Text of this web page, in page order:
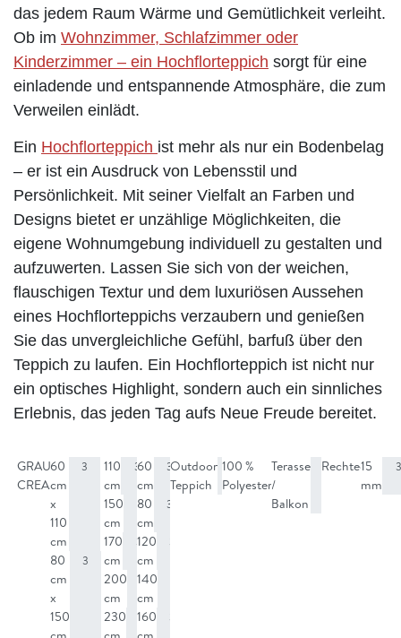
das jedem Raum Wärme und Gemütlichkeit verleiht.
Ob im Wohnzimmer, Schlafzimmer oder
Kinderzimmer – ein Hochflorteppich sorgt für eine
einladende und entspannende Atmosphäre, die zum
Verweilen einlädt.
Ein Hochflorteppich ist mehr als nur ein Bodenbelag
– er ist ein Ausdruck von Lebensstil und
Persönlichkeit. Mit seiner Vielfalt an Farben und
Designs bietet er unzählige Möglichkeiten, die
eigene Wohnumgebung individuell zu gestalten und
aufzuwerten. Lassen Sie sich von der weichen,
flauschigen Textur und dem luxuriösen Aussehen
eines Hochflorteppichs verzaubern und genießen
Sie das unvergleichliche Gefühl, barfuß über den
Teppich zu laufen. Ein Hochflorteppich ist nicht nur
ein optisches Highlight, sondern auch ein sinnliches
Erlebnis, das jeden Tag aufs Neue Freude bereitet.
GRAU 2
CREAM
60
cm
x
110
cm
3
80
cm
x
150
3
110
cm
3
150
cm
3
170
cm
3
200
cm
3
230
3
60
cm
3
80
cm
3
120
cm
3
140
cm
160
3
Outdoor
Teppich
3
100 %
Polyester
3
Terasse
/
Balkon
3
Rechteckig 3
15
mm
3